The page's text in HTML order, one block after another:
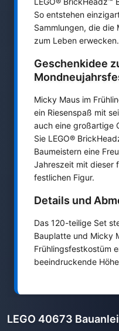
So entstehen
Sammlungen, die die
zum Leben erwecken.
Geschenkidee
Micky Maus im
ein Riesenspaß mit
auch eine großartige
Sie LEGO®
Baumeistern eine
Jahreszeit mit dieser
festlichen Figur.
Details und
Das 120-teilige Set
Bauplatte und Micky
Frühlingsfestkostüm
beeindruckende
LEGO 40673